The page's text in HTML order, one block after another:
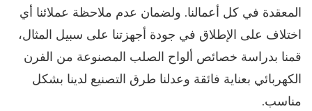
المعقدة في كل أعمالنا. ولضمان عدم ملاحظة عملائنا أي
اختلاف على الإطلاق في جودة أجهزتنا على سبيل المثال،
قمنا بدراسة خصائص ألواح الصلب المصنوعة من الفرن
الكهربائي بعناية فائقة وعدلنا طرق التصنيع لدينا بشكل
مناسب.